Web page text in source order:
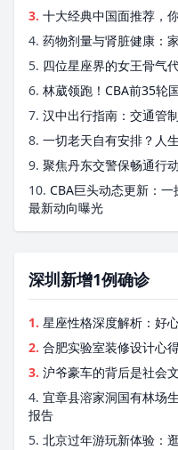
3. 十大经典中国面推荐，
4. 药物剂量与肾脏健康：
5. 四位星座界的女王骨气
6. 林葳领跑！CBA前35轮
7. 汉中出行指南：交通管
8. 一切老天自有安排？人
9. 聚焦丹东交警保畅通行
10. CBA巨头动态更新：
最新动向曝光
深圳新增1例确诊
1. 星座性格深度解析：好
2. 合肥实验室装修设计心
3. 沪爷豪车的背后是社会
4. 宜章县溶家洞国有林场
报告
5. 北京过年游玩新体验：